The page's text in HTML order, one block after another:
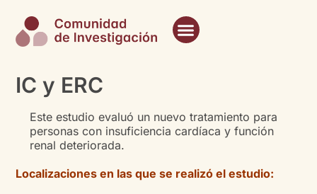
IC y ERC
Este estudio evaluó un nuevo tratamiento para
personas con insuficiencia cardíaca y función
renal deteriorada.
Localizaciones en las que se realizó el estudio: